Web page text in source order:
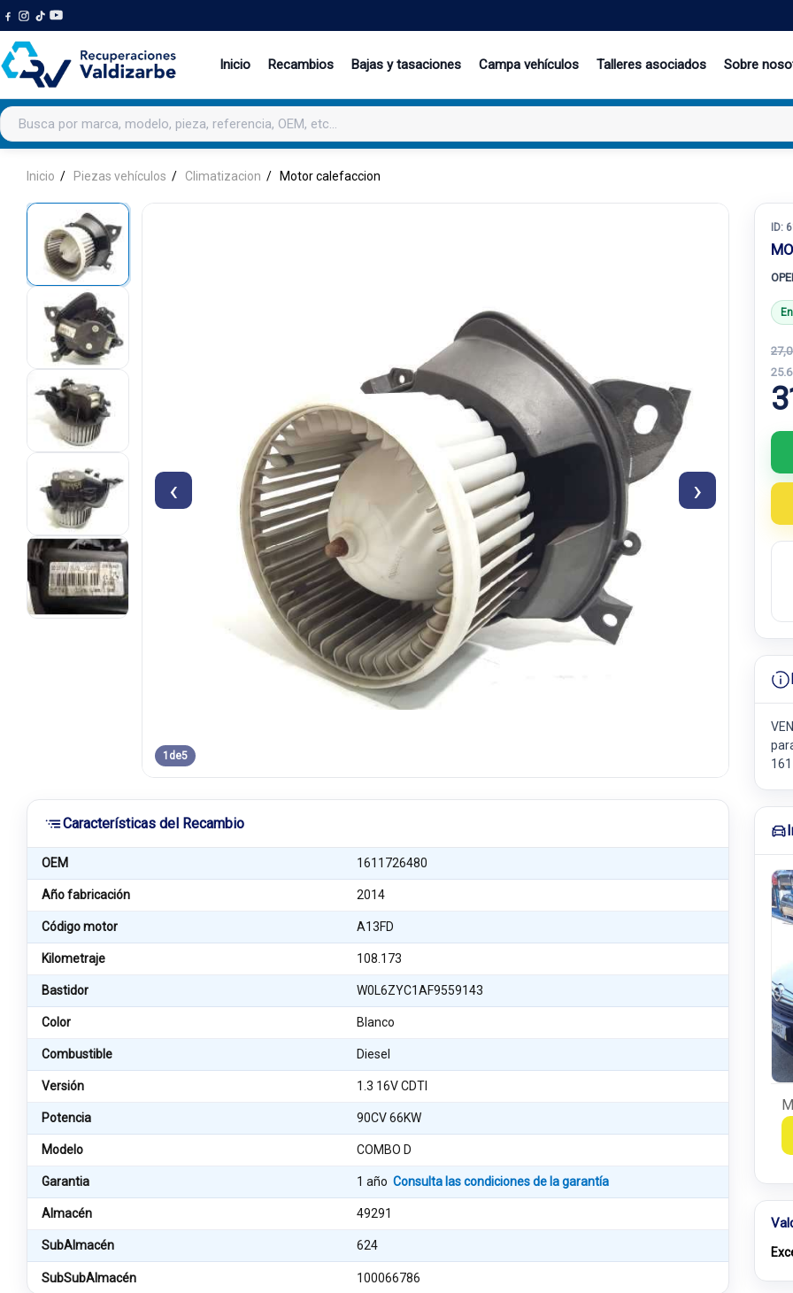
Inicio Recambios Bajas y tasaciones Campa vehículos Talleres asociados Sobre
Buscar productos
Inicio Piezas vehículos Climatizacion Motor calefaccion
‹ ›
1 de5
Características del Recambio
OEM 1611726480
Año fabricación 2014
Código motor A13FD
Kilometraje 108.173
Bastidor W0L6ZYC1AF9559143
Color Blanco
Combustible Diesel
Versión 1.3 16V CDTI
Potencia 90CV 66KW
Modelo COMBO D
Garantia 1 añoConsulta las condiciones de la garantía
Almacén 49291
SubAlmacén 624
SubSubAlmacén 100066786
ID: